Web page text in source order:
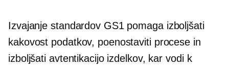
Izvajanje standardov GS1 pomaga izboljšati
kakovost podatkov, poenostaviti procese in
izboljšati avtentikacijo izdelkov, kar vodi k